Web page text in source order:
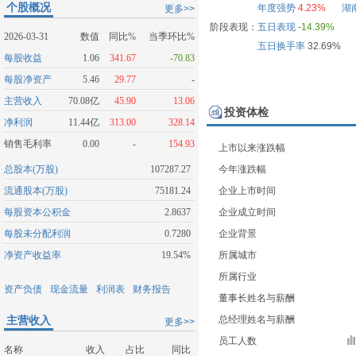
更多>>
个股概况
2026-03-31 数值 同比%
当季环比%
每股收益
1.06 341.67
-70.83
每股净资产
5.46 29.77
-
主营收入
70.08亿 45.90
13.06
净利润
11.44亿 313.00
328.14
销售毛利率
0.00 - 154.93
总股本(万股)
107287.27
流通股本(万股)
75181.24
每股资本公积金
2.8637
每股未分配利润
0.7280
净资产收益率
19.54%
资产负债 现金流量 利润表 财务报告
更多>>
主营收入
名称 收入 占比
同比
年度强势 4.23%
湖
阶段表现： 五日表现 -14.39%
五日换手率32.69%
投资体检
上市以来涨跌幅
今年涨跌幅
企业上市时间
企业成立时间
企业背景
所属城市
所属行业
董事长姓名与薪酬
总经理姓名与薪酬
员工人数